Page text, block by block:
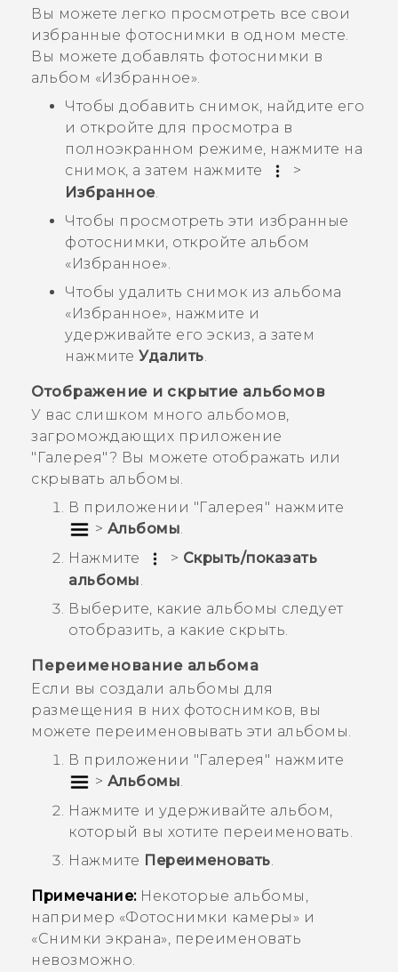
Вы можете легко просмотреть все свои
избранные фотоснимки в одном месте.
Вы можете добавлять фотоснимки в
альбом «Избранное».
Чтобы добавить снимок, найдите его
и откройте для просмотра в
полноэкранном режиме, нажмите на
снимок, а затем нажмите
>
Избранное.
Чтобы просмотреть эти избранные
фотоснимки, откройте альбом
«Избранное».
Чтобы удалить снимок из альбома
«Избранное», нажмите и
удерживайте его эскиз, а затем
нажмите Удалить
Отображение и скрытие альбомов
У вас слишком много альбомов,
загромождающих приложение
"‍ Галерея"‍? Вы можете отображать или
скрывать альбомы.
В приложении "‍Галерея "‍ нажмите
> Альбомы
Нажмите
> Скрыть/показать
альбомы.
Выберите, какие альбомы следует
отобразить, а какие скрыть.
Переименование альбома
Если вы создали альбомы для
размещения в них фотоснимков, вы
можете переименовывать эти альбомы.
В приложении "‍Галерея "‍ нажмите
> Альбомы.
Нажмите и удерживайте альбом,
который вы хотите переименовать.
Нажмите Переименовать.
Примечание:Некоторые альбомы,
например «Фотоснимки камеры » и
«Снимки экрана», переименовать
невозможно.